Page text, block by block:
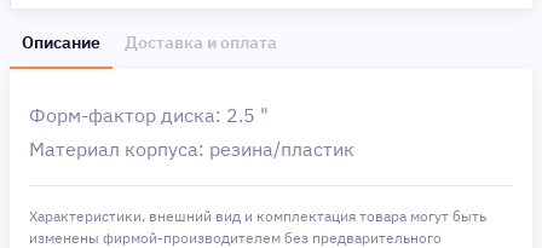
Описание Доставка и оплата
Форм-фактор диска: 2.5 "
Материал корпуса: резина/пластик
Характеристики, внешний вид и комплектация товара могут быть
изменены фирмой-производителем без предварительного